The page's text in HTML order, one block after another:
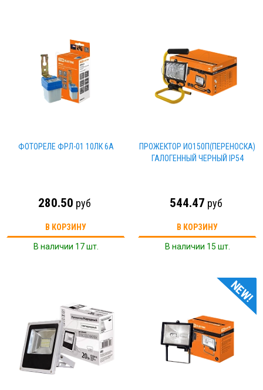
ФОТОРЕЛЕ ФРЛ-01 10ЛК 6А
280.50 руб
В КОРЗИНУ
В наличии 17 шт.
ПРОЖЕКТОР ИО150П(ПЕРЕНОСКА)
ГАЛОГЕННЫЙ ЧЕРНЫЙ IP54
544.47 руб
В КОРЗИНУ
В наличии 15 шт.
АКЦИЯ!
NEW!